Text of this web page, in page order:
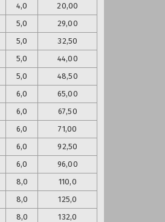
4,0
20,00
5,0
29,00
5,0
32,50
5,0
44,00
5,0
48,50
6,0
65,00
6,0
67,50
6,0
71,00
6,0
92,50
6,0
96,00
8,0
110,0
8,0
125,0
8,0
132,0